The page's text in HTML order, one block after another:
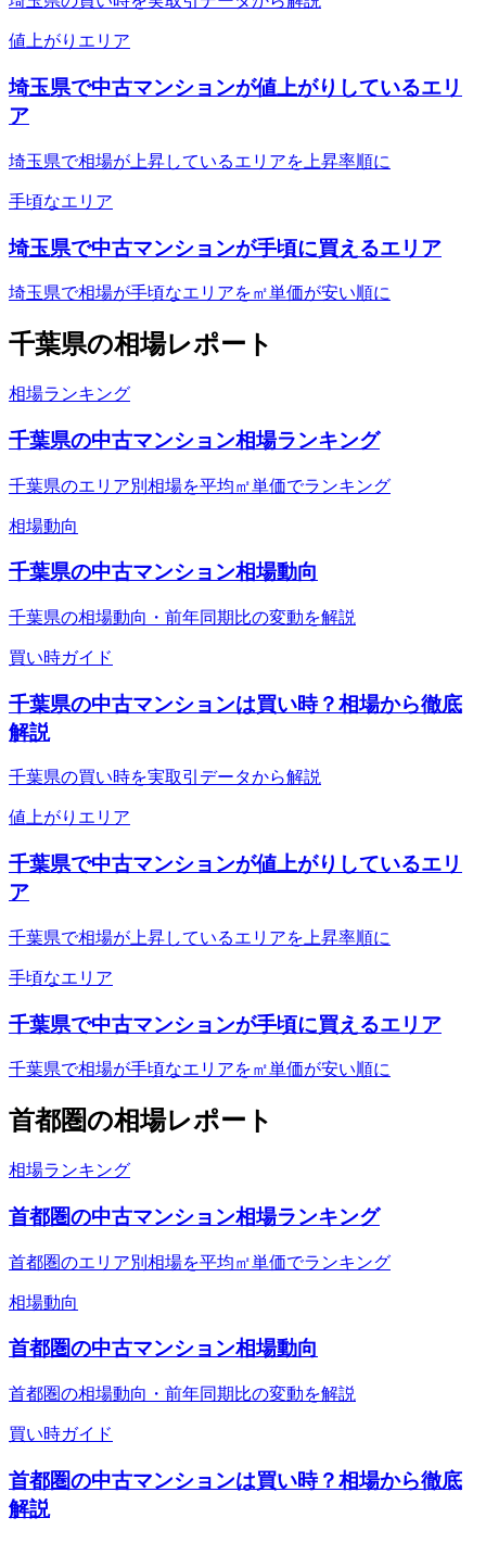
値上がりエリア
埼玉県で中古マンションが値上がりしているエリ
ア
埼玉県で相場が上昇しているエリアを上昇率順に
手頃なエリア
埼玉県で中古マンションが手頃に買えるエリア
埼玉県で相場が手頃なエリアを㎡単価が安い順に
千葉県の相場レポート
相場ランキング
千葉県の中古マンション相場ランキング
千葉県のエリア別相場を平均㎡単価でランキング
相場動向
千葉県の中古マンション相場動向
千葉県の相場動向・前年同期比の変動を解説
買い時ガイド
千葉県の中古マンションは買い時？相場から徹底
解説
千葉県の買い時を実取引データから解説
値上がりエリア
千葉県で中古マンションが値上がりしているエリ
ア
千葉県で相場が上昇しているエリアを上昇率順に
手頃なエリア
千葉県で中古マンションが手頃に買えるエリア
千葉県で相場が手頃なエリアを㎡単価が安い順に
首都圏の相場レポート
相場ランキング
首都圏の中古マンション相場ランキング
首都圏のエリア別相場を平均㎡単価でランキング
相場動向
首都圏の中古マンション相場動向
首都圏の相場動向・前年同期比の変動を解説
買い時ガイド
首都圏の中古マンションは買い時？相場から徹底
解説